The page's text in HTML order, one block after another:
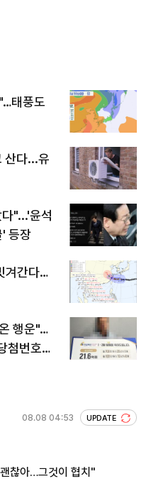
태풍도
산다...유
"...'윤석
' 등장
겨간다…
행운"…
첨번호조
08.08 04:53 UPDATE
찮아…그것이 협치"